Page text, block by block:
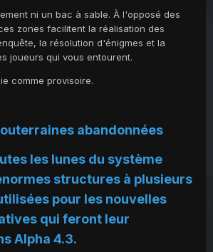
ni un bac à sable. À l'opposé des
zones facilitent la réalisation des
la résolution d'énigmes et la
joueurs qui vous entourent.
comme provisoire.
abandonnées
les lunes du système
structures à plusieurs
pour les nouvelles
qui feront leur
Alpha 4.3.